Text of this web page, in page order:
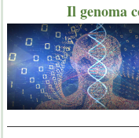
Il genoma